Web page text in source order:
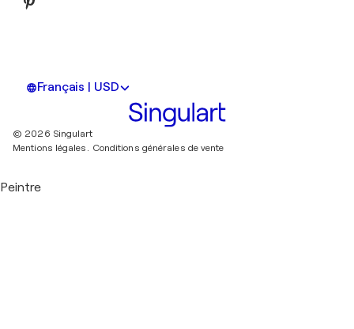
Français | USD
© 2026 Singulart
Mentions légales. Conditions générales de vente
Peintre